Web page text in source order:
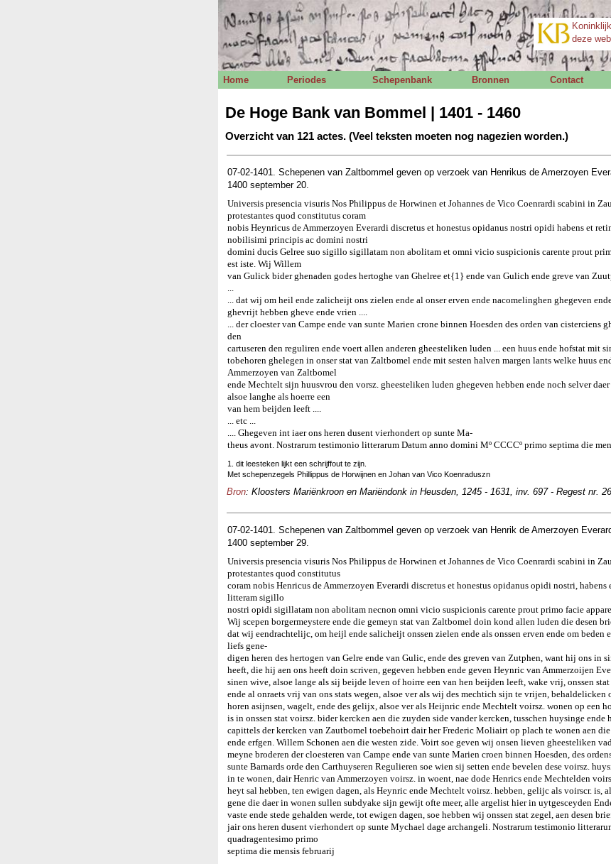
deze
Home Periodes Schepenbank Bronnen Contact
De Hoge Bank van Bommel | 1401 - 1460
Overzicht van 121 actes. (Veel teksten moeten nog nagezien worden.)
07-02-1401. Schepenen van Zaltbommel geven op verzoek van Henrikus de Amerzoyen
1400 september 20.
Universis presencia visuris Nos Philippus de Horwinen et Johannes de Vico Coenrardi scabini in
protestantes quod constitutus coram
nobis Heynricus de Ammerzoyen Everardi discretus et honestus opidanus nostri opidi habens et
nobilisimi principis ac domini nostri
domini ducis Gelree suo sigillo sigillatam non abolitam et omni vicio suspicionis carente prout
est iste. Wij Willem
van Gulick bider ghenaden godes hertoghe van Ghelree et{1} ende van Gulich ende greve van
...
... dat wij om heil ende zalicheijt ons zielen ende al onser erven ende nacomelinghen ghegeven
ghevrijt hebben gheve ende vrien ....
... der cloester van Campe ende van sunte Marien crone binnen Hoesden des orden van cisterciens
den
cartuseren den reguliren ende voert allen anderen gheesteliken luden ... een huus ende hofstat mit
tobehoren ghelegen in onser stat van Zaltbomel ende mit sesten halven margen lants welke huus
Ammerzoyen van Zaltbomel
ende Mechtelt sijn huusvrou den vorsz. gheesteliken luden ghegeven hebben ende noch selver
alsoe langhe als hoerre een
van hem beijden leeft ....
... etc ...
.... Ghegeven int iaer ons heren dusent vierhondert op sunte Ma-
theus avont. Nostrarum testimonio litterarum Datum anno domini Mº CCCCº primo septima die
1. dit leesteken lijkt een schrijffout te zijn.
Met schepenzegels Phillippus de Horwijnen en Johan van Vico Koenraduszn
Bron: Kloosters Mariënkroon en Mariëndonk in Heusden, 1245 - 1631, inv. 697 - Regest nr.
07-02-1401. Schepenen van Zaltbommel geven op verzoek van Henrik de Amerzoyen
1400 september 29.
Universis presencia visuris Nos Philippus de Horwinen et Johannes de Vico Coenrardi scabini in
protestantes quod constitutus
coram nobis Henricus de Ammerzoyen Everardi discretus et honestus opidanus opidi nostri, habens
litteram sigillo
nostri opidi sigillatam non abolitam necnon omni vicio suspicionis carente prout primo facie
Wij scepen borgermeystere ende die gemeyn stat van Zaltbomel doin kond allen luden die desen
dat wij eendrachtelijc, om heijl ende salicheijt onssen zielen ende als onssen erven ende om beden
liefs gene-
digen heren des hertogen van Gelre ende van Gulic, ende des greven van Zutphen, want hij ons in
heeft, die hij aen ons heeft doin scriven, gegeven hebben ende geven Heynric van Ammerzoijen
sinen wive, alsoe lange als sij beijde leven of hoirre een van hen beijden leeft, wake vrij, onssen
ende al onraets vrij van ons stats wegen, alsoe ver als wij des mechtich sijn te vrijen, behaldelicken
horen asijnsen, wagelt, ende des gelijx, alsoe ver als Heijnric ende Mechtelt voirsz. wonen op een
is in onssen stat voirsz. bider kercken aen die zuyden side vander kercken, tusschen huysinge ende
capittels der kercken van Zautbomel toebehoirt dair her Frederic Moliairt op plach te wonen aen
ende erfgen. Willem Schonen aen die westen zide. Voirt soe geven wij onsen lieven gheesteliken
meyne broderen der cloesteren van Campe ende van sunte Marien croen binnen Hoesden, des
sunte Barnards orde den Carthuyseren Regulieren soe wien sij setten ende bevelen dese voirsz.
in te wonen, dair Henric van Ammerzoyen voirsz. in woent, nae dode Henrics ende Mechtelden
heyt sal hebben, ten ewigen dagen, als Heynric ende Mechtelt voirsz. hebben, gelijc als voirscr. is,
gene die daer in wonen sullen subdyake sijn gewijt ofte meer, alle argelist hier in uytgesceyden
vaste ende stede gehalden werde, tot ewigen dagen, soe hebben wij onssen stat zegel, aen desen
jair ons heren dusent vierhondert op sunte Mychael dage archangeli. Nostrarum testimonio
quadragentesimo primo
septima die mensis februarij